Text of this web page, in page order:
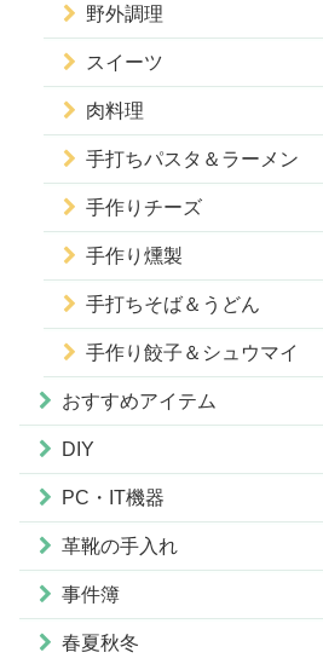
野外調理
スイーツ
肉料理
手打ちパスタ＆ラーメン
手作りチーズ
手作り燻製
手打ちそば＆うどん
手作り餃子＆シュウマイ
おすすめアイテム
DIY
PC・IT機器
革靴の手入れ
事件簿
春夏秋冬